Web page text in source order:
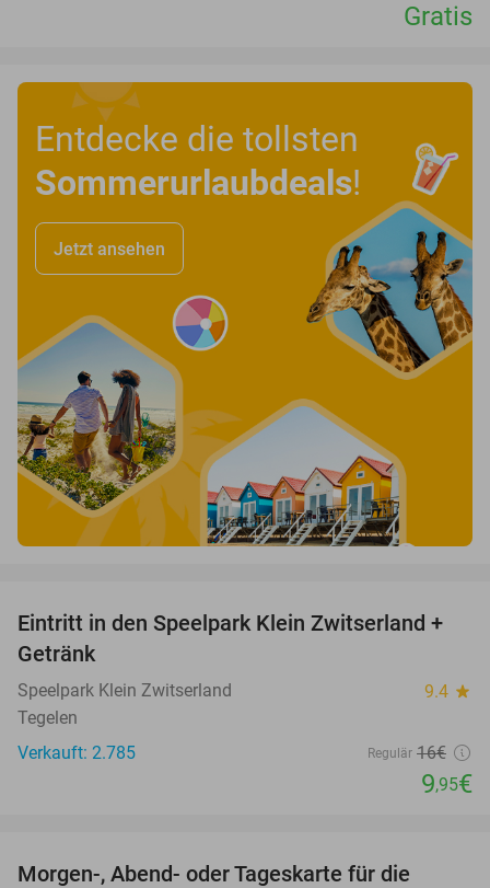
Gratis
Entdecke die tollsten
Sommerurlaubdeals!
Jetzt ansehen
38%
Eintritt in den Speelpark Klein Zwitserland +
Getränk
Speelpark Klein Zwitserland 9.4 star
Tegelen
Verkauft: 2.785
Regulär 16€
9,95€
Morgen-, Abend- oder Tageskarte für die